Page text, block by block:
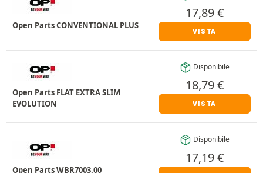
Open Parts CONVENTIONAL PLUS
17,89€
VISTA
Open Parts FLAT EXTRA SLIM
EVOLUTION
Disponibile
18,79€
VISTA
Open Parts WBR7003.00
Disponibile
17,19€